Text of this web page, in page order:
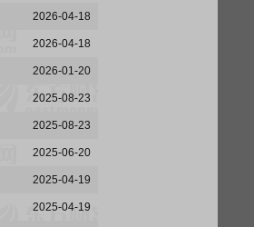
2026-04-18
2026-04-18
2026-01-20
2025-08-23
2025-08-23
2025-06-20
2025-04-19
2025-04-19